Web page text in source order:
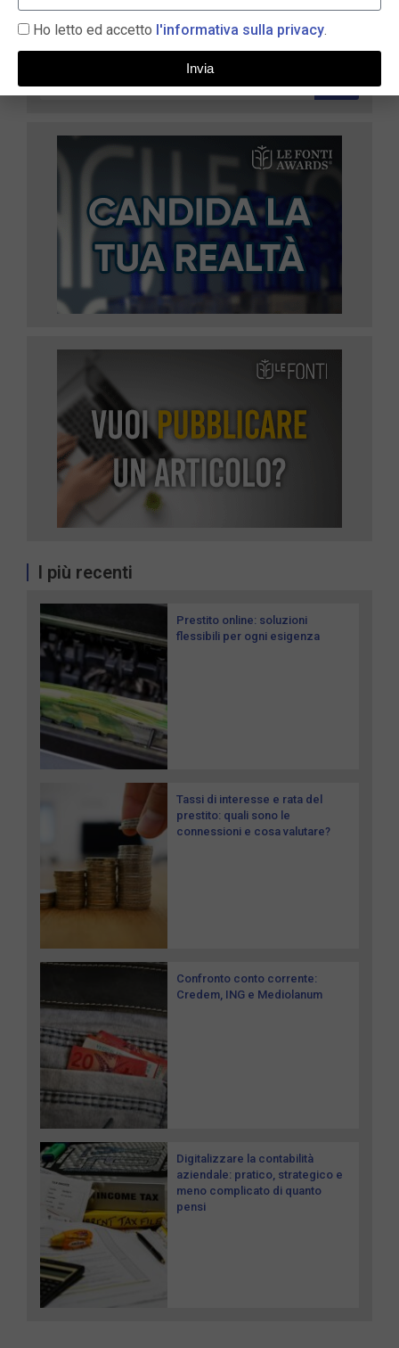
I più recenti
Prestito online: soluzioni
flessibili per ogni esigenza
Tassi di interesse e rata del
prestito: quali sono le
connessioni e cosa valutare?
Confronto conto corrente:
Credem, ING e Mediolanum
Digitalizzare la contabilità
aziendale: pratico, strategico e
meno complicato di quanto
pensi
Ho letto ed accetto l'informativa sulla privacy.
Invia